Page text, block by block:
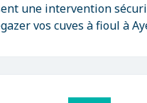
une intervention
vos cuves à fioul à